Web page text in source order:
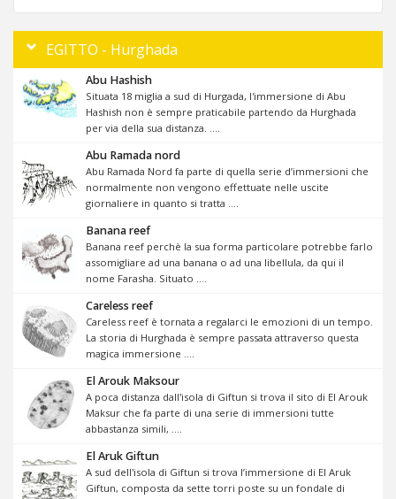
EGITTO - Hurghada
Abu Hashish
Situata 18 miglia a sud di Hurgada, l'immersione di Abu
Hashish non è sempre praticabile partendo da Hurghada
per via della sua distanza. ....
Abu Ramada nord
Abu Ramada Nord fa parte di quella serie d’immersioni che
normalmente non vengono effettuate nelle uscite
giornaliere in quanto si tratta ....
Banana reef
Banana reef perchè la sua forma particolare potrebbe farlo
assomigliare ad una banana o ad una libellula, da qui il
nome Farasha. Situato ....
Careless reef
Careless reef è tornata a regalarci le emozioni di un tempo.
La storia di Hurghada è sempre passata attraverso questa
magica immersione ....
El Arouk Maksour
A poca distanza dall'isola di Giftun si trova il sito di El Arouk
Maksur che fa parte di una serie di immersioni tutte
abbastanza simili, ....
El Aruk Giftun
A sud dell'isola di Giftun si trova l’immersione di El Aruk
Giftun, composta da sette torri poste su un fondale di